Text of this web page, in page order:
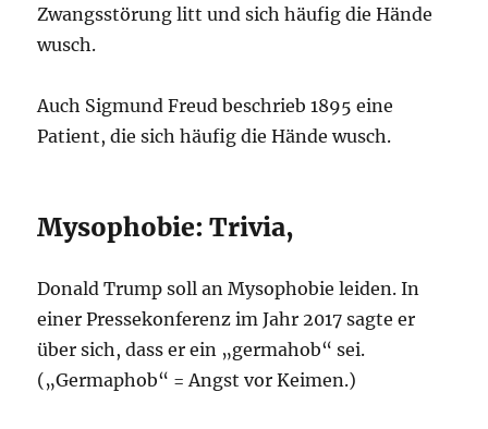
Zwangsstörung litt und sich häufig die Hände
wusch.
Auch Sigmund Freud beschrieb 1895 eine
Patient, die sich häufig die Hände wusch.
Mysophobie: Trivia,
Donald Trump soll an Mysophobie leiden. In
einer Pressekonferenz im Jahr 2017 sagte er
über sich, dass er ein „germahob“ sei.
(„Germaphob“ = Angst vor Keimen.)